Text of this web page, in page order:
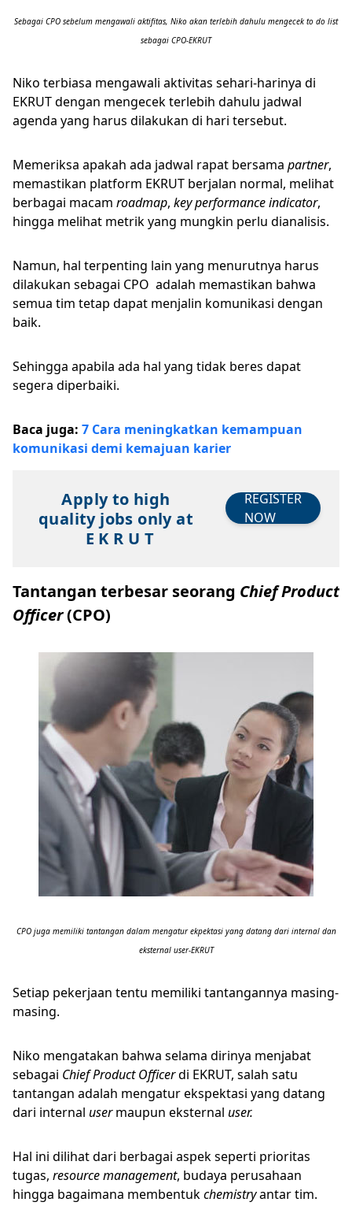
Sebagai CPO sebelum mengawali aktifitas, Niko akan terlebih dahulu mengecek to do list
sebagai CPO-EKRUT
Niko terbiasa mengawali aktivitas sehari-harinya di
EKRUT dengan mengecek terlebih dahulu jadwal
agenda yang harus dilakukan di hari tersebut.
Memeriksa apakah ada jadwal rapat bersama partner,
memastikan platform EKRUT berjalan normal, melihat
berbagai macam roadmap, key performance indicator,
hingga melihat metrik yang mungkin perlu dianalisis.
Namun, hal terpenting lain yang menurutnya harus
dilakukan sebagai CPO adalah memastikan bahwa
semua tim tetap dapat menjalin komunikasi dengan
baik.
Sehingga apabila ada hal yang tidak beres dapat
segera diperbaiki.
Baca juga: 7 Cara meningkatkan kemampuan
komunikasi demi kemajuan karier
Apply to high
quality jobs only at
E K R U T
REGISTER
NOW
Tantangan terbesar seorang Chief Product
Officer(CPO)
CPO juga memiliki tantangan dalam mengatur ekpektasi yang datang dari internal dan
eksternal user-EKRUT
Setiap pekerjaan tentu memiliki tantangannya masing-
masing.
Niko mengatakan bahwa selama dirinya menjabat
sebagai Chief Product Officerdi EKRUT, salah satu
tantangan adalah mengatur ekspektasi yang datang
dari internal usermaupun eksternal user.
Hal ini dilihat dari berbagai aspek seperti prioritas
tugas, resource management, budaya perusahaan
hingga bagaimana membentukchemistryantar tim.